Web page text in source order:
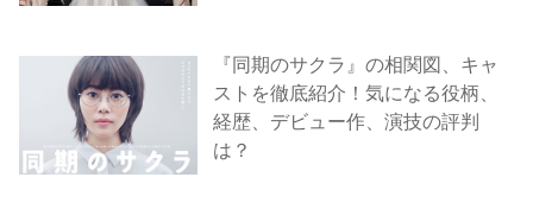
『同期のサクラ』の相関図、キャ
ストを徹底紹介！気になる役柄、
経歴、デビュー作、演技の評判
は？